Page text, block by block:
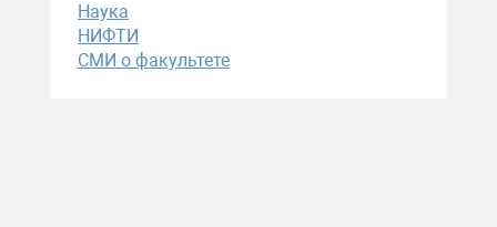
Наука
НИФТИ
СМИ о факультете